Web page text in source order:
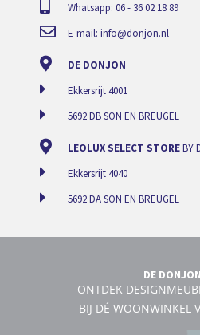
Whatsapp: 06 - 36 02 18 89
E-mail: info@donjon.nl
DE DONJON
Ekkersrijt 4001
5692 DB SON EN BREUGEL
LEOLUX SELECT STOREBY
Ekkersrijt 4040
5692 DA SON EN BREUGEL
DE
ONTDEK
BIJ DÉ WOONWINKEL